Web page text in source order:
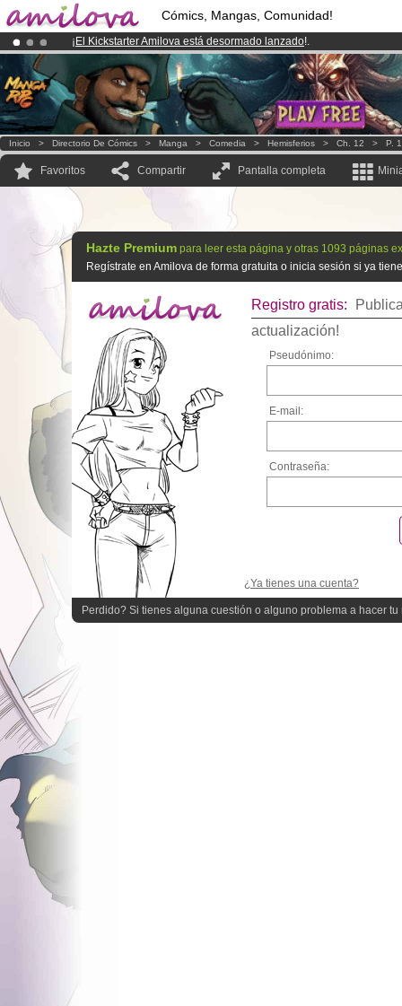
Cómics, Mangas, Comunidad!
¡ El Kickstarter Amilova está desormado lanzado!.
¡Ya tenemos 100000miembrosy 1000Cómics y Mangas!.
¡Conviertete en Premium por3.95 euros al mes!Hazte Premium ya
Inicio > Directorio De Cómics > Manga > Comedia > Hemisferios > Ch. 12 > P. 1
Favoritos Compartir Pantalla completa
Hazte Premium para leer esta página y otras 1093 páginas
Regístrate en Amilova de forma gratuita o inicia sesión si ya
Registro gratis:
actualización!
Pseudónimo:
E-mail:
Contraseña:
¿Ya tienes una cuenta?
Perdido? Si tienes alguna cuestión o alguno problema a hacer